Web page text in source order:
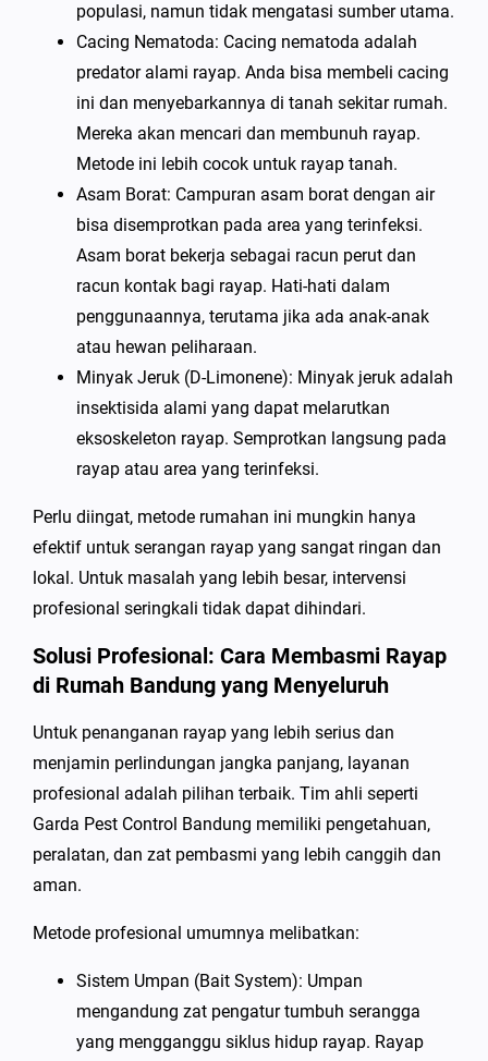
populasi, namun tidak mengatasi sumber utama.
Cacing Nematoda: Cacing nematoda adalah
predator alami rayap. Anda bisa membeli cacing
ini dan menyebarkannya di tanah sekitar rumah.
Mereka akan mencari dan membunuh rayap.
Metode ini lebih cocok untuk rayap tanah.
Asam Borat: Campuran asam borat dengan air
bisa disemprotkan pada area yang terinfeksi.
Asam borat bekerja sebagai racun perut dan
racun kontak bagi rayap. Hati-hati dalam
penggunaannya, terutama jika ada anak-anak
atau hewan peliharaan.
Minyak Jeruk (D-Limonene): Minyak jeruk adalah
insektisida alami yang dapat melarutkan
eksoskeleton rayap. Semprotkan langsung pada
rayap atau area yang terinfeksi.
Perlu diingat, metode rumahan ini mungkin hanya
efektif untuk serangan rayap yang sangat ringan dan
lokal. Untuk masalah yang lebih besar, intervensi
profesional seringkali tidak dapat dihindari.
Solusi Profesional: Cara Membasmi Rayap
di Rumah Bandung yang Menyeluruh
Untuk penanganan rayap yang lebih serius dan
menjamin perlindungan jangka panjang, layanan
profesional adalah pilihan terbaik. Tim ahli seperti
Garda Pest Control Bandung memiliki pengetahuan,
peralatan, dan zat pembasmi yang lebih canggih dan
aman.
Metode profesional umumnya melibatkan:
Sistem Umpan (Bait System): Umpan
mengandung zat pengatur tumbuh serangga
yang mengganggu siklus hidup rayap. Rayap